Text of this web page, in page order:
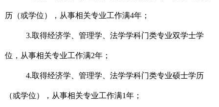
历（或学位），从事相关专业工作满4年；
3.取得经济学、管理学、法学学科门类专业双学士学
位，从事相关专业工作满2年；
4.取得经济学、管理学、法学学科门类专业硕士学历
（或学位），从事相关专业工作满1年；